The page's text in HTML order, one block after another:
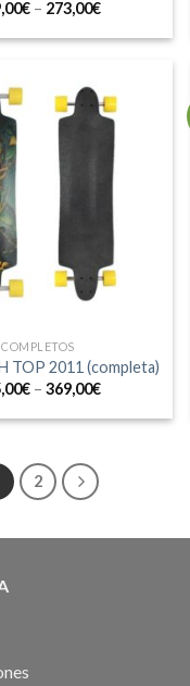
€– 273,00€
COMPLETOS
TOP 2011 (completa)
€– 369,00€
2